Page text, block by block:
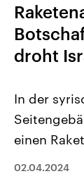
2026
Alle
Sachsen-
Landtag. Seit
droht
In der
einen
02.04.2024